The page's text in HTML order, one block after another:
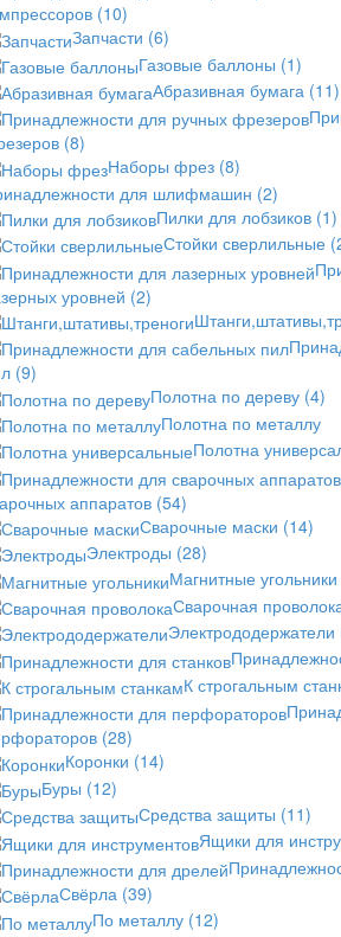
(10)
Запчасти (6)
Газовые баллоны (1)
Абразивная бумага (11)
(8)
Наборы фрез (8)
для шлифмашин (2)
Пилки для лобзиков (1)
Стойки сверлильные
уровней (2)
(9)
Полотна по дереву (4)
Полотна по металлу
Полотна
аппаратов (54)
Сварочные маски (14)
Электроды (28)
Магнитные угольники
Сварочная
Электрододержатели
К строгальным
(28)
Коронки (14)
Буры (12)
Средства защиты (11)
Ящики для
Свёрла (39)
По металлу (12)